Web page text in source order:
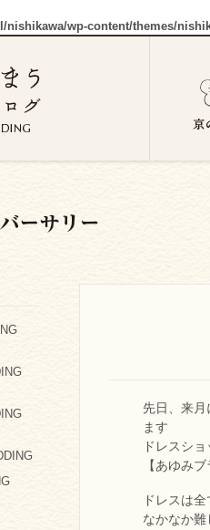
nishikawa/wp-content/themes/
先日、来月
ます
ドレスシ
【あゆみ
ドレスは
なかなか難